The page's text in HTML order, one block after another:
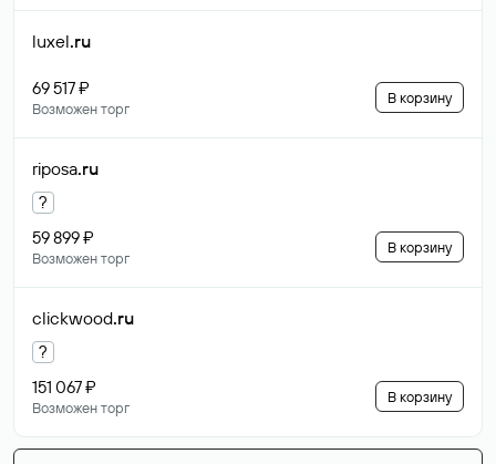
luxel.ru
69 517 ₽
Возможен торг
В корзину
riposa.ru
?
59 899 ₽
Возможен торг
В корзину
clickwood.ru
?
151 067 ₽
Возможен торг
В корзину